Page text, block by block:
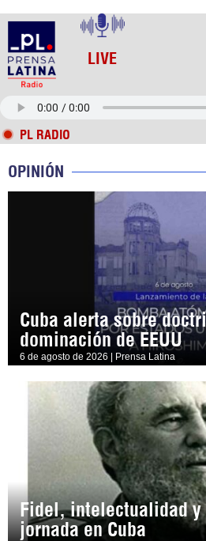
LIVE
PL RADIO
OPINIÓN
Cuba alerta sobre
dominación de EEUU
6 de agosto de 2026 | Prensa Latina
Fidel, intelectualidad
jornada en Cuba